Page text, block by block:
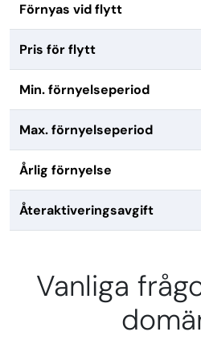
Förnyas vid flytt
Pris för flytt
Min. förnyelseperiod
Max. förnyelseperiod
Årlig förnyelse
Återaktiveringsavgift
Vanliga